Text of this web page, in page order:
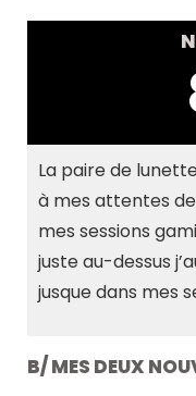
La paire de
à mes attentes
mes sessions
juste au-dessus
jusque dans mes
B/ MES DEUX